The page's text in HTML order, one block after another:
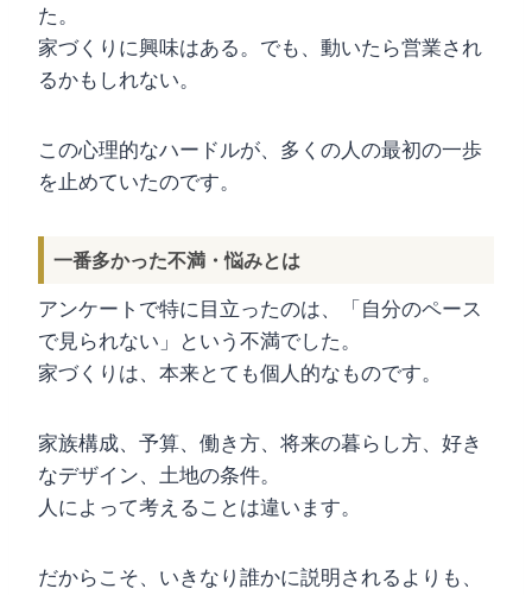
た。
家づくりに興味はある。でも、動いたら営業され
るかもしれない。
この心理的なハードルが、多くの人の最初の一歩
を止めていたのです。
一番多かった不満・悩みとは
アンケートで特に目立ったのは、「自分のペース
で見られない」という不満でした。
家づくりは、本来とても個人的なものです。
家族構成、予算、働き方、将来の暮らし方、好き
なデザイン、土地の条件。
人によって考えることは違います。
だからこそ、いきなり誰かに説明されるよりも、